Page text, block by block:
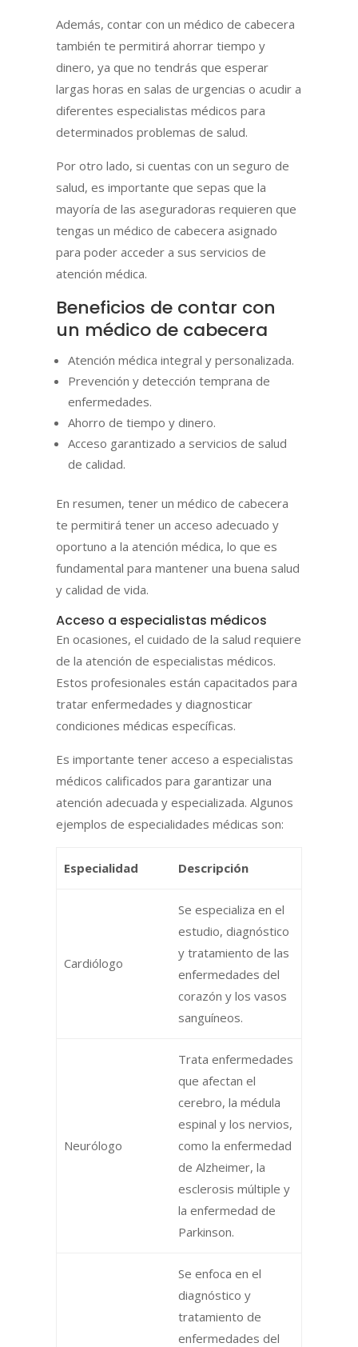
Además, contar con un médico de cabecera
también te permitirá ahorrar tiempo y
dinero, ya que no tendrás que esperar
largas horas en salas de urgencias o acudir a
diferentes especialistas médicos para
determinados problemas de salud.
Por otro lado, si cuentas con un seguro de
salud, es importante que sepas que la
mayoría de las aseguradoras requieren que
tengas un médico de cabecera asignado
para poder acceder a sus servicios de
atención médica.
Beneficios de contar con
un médico de cabecera
Atención médica integral y personalizada.
Prevención y detección temprana de
enfermedades.
Ahorro de tiempo y dinero.
Acceso garantizado a servicios de salud
de calidad.
En resumen, tener un médico de cabecera
te permitirá tener un acceso adecuado y
oportuno a la atención médica, lo que es
fundamental para mantener una buena salud
y calidad de vida.
Acceso a especialistas médicos
En ocasiones, el cuidado de la salud requiere
de la atención de especialistas médicos.
Estos profesionales están capacitados para
tratar enfermedades y diagnosticar
condiciones médicas específicas.
Es importante tener acceso a especialistas
médicos calificados para garantizar una
atención adecuada y especializada. Algunos
ejemplos de especialidades médicas son:
Especialidad Descripción
Cardiólogo
Se especializa en el
estudio, diagnóstico
y tratamiento de las
enfermedades del
corazón y los vasos
sanguíneos.
Neurólogo
Trata enfermedades
que afectan el
cerebro, la médula
espinal y los nervios,
como la enfermedad
de Alzheimer, la
esclerosis múltiple y
la enfermedad de
Parkinson.
Se enfoca en el
diagnóstico y
tratamiento de
enfermedades del